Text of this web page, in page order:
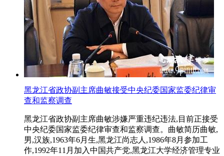
黑龙江省政协副主席曲敏接受中央纪委国家监委纪律审
查和监察调查
黑龙江省政协副主席曲敏涉嫌严重违纪违法,目前正接受
中央纪委国家监委纪律审查和监察调查。曲敏简历曲敏,
男,汉族,1963年6月生,黑龙江尚志人,1986年8月参加工
作,1992年11月加入中国共产党,黑龙江大学经济管理专业